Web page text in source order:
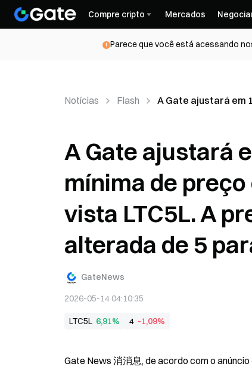
Compre cripto Mercados
Parece que você está acessando
Notícias Flash A Gate ajustará em
A Gate ajustará
mínima de
vista LTC5L. A
alterada de 5
GateNews
2026-05-14 04:10:35
LTC5L 6,91% 4 -1,09%
Gate News 消消息, de acordo com o